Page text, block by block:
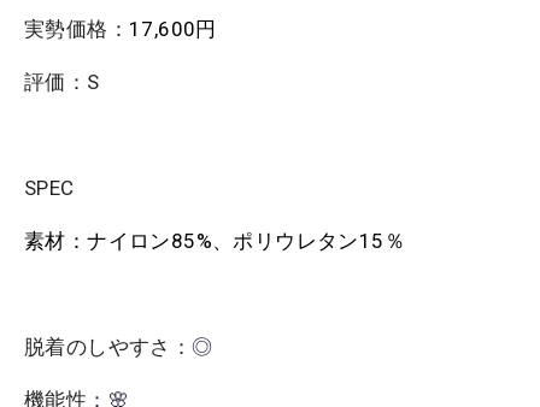
実勢価格： 17,600円
評価：S
SPEC
素材：ナイロン85%、ポリウレタン15％
脱着のしやすさ ：◎
機能性 ：🌸